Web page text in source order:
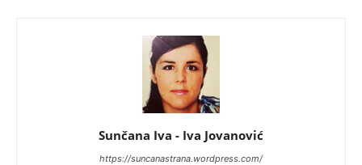
Sunčana Iva - Iva Jovanović
https://suncanastrana.wordpress.com/